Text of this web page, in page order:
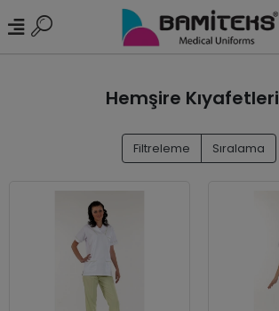
Hemşire Kıyafetleri
Filtreleme Sıralama